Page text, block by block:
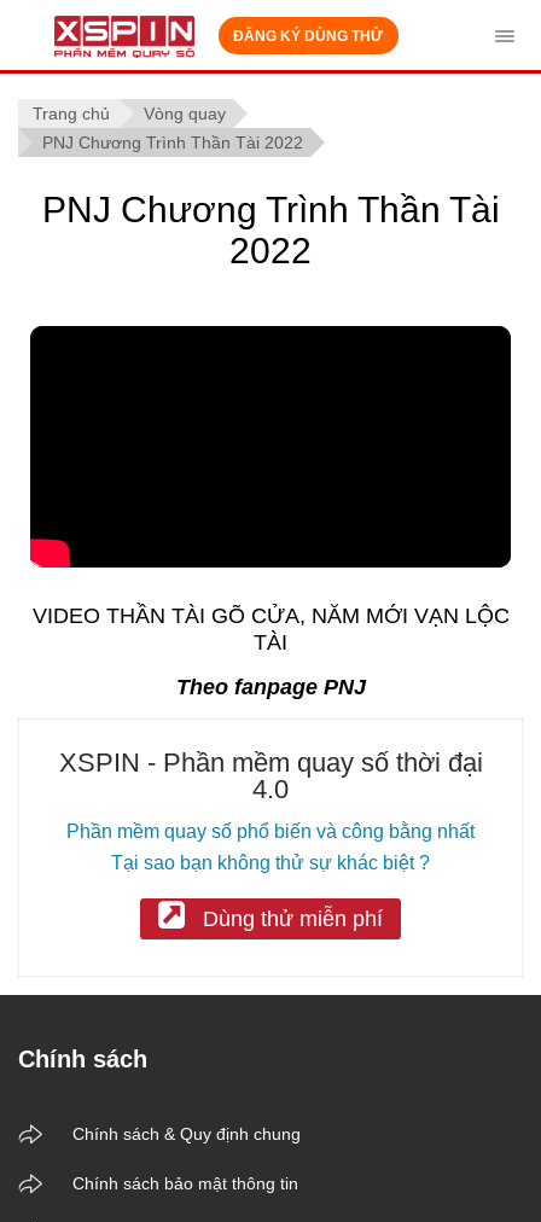
ĐĂNG KÝ DÙNG THỬ
Trang chủ
Vòng quay
PNJ Chương Trình Thần Tài 2022
PNJ Chương Trình Thần Tài
2022
VIDEO THẦN TÀI GÕ CỬA, NĂM MỚI VẠN LỘC
TÀI
Theo fanpage PNJ
XSPIN - Phần mềm quay số thời đại
4.0
Phần mềm quay số phổ biến và công bằng nhất
Tại sao bạn không thử sự khác biệt ?
Dùng thử miễn phí
Chính sách
Chính sách & Quy định chung
Chính sách bảo mật thông tin